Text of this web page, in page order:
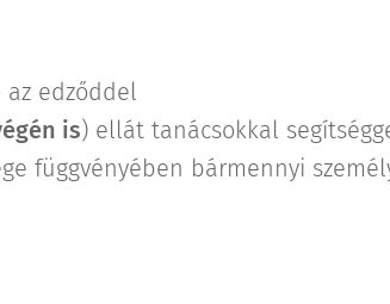
edződdel
is) ellát tanácsokkal
függvényében bármennyi